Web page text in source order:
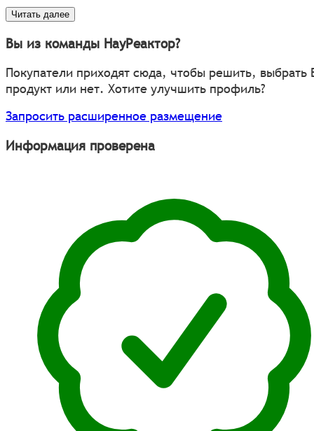
Читать далее
Вы из команды НауРеактор?
Покупатели приходят сюда, чтобы решить, выбрать
продукт или нет. Хотите улучшить профиль?
Запросить расширенное размещение
Информация проверена